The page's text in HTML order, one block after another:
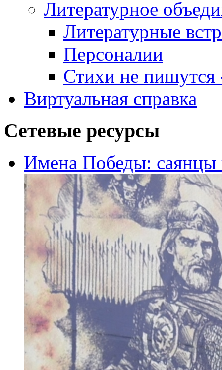
Литературное
Литературные
Персоналии
Стихи не пишутся
Виртуальная справка
Сетевые ресурсы
Имена Победы: саянцы